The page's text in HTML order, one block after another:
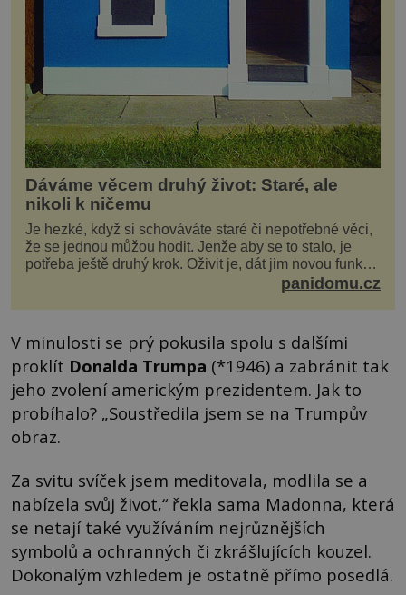
Dáváme věcem druhý život: Staré, ale
nikoli k ničemu
Je hezké, když si schováváte staré či nepotřebné věci,
že se jednou můžou hodit. Jenže aby se to stalo, je
potřeba ještě druhý krok. Oživit je, dát jim novou funkci
panidomu.cz
V minulosti se prý pokusila spolu s dalšími
proklít Donalda Trumpa (*1946) a zabránit tak
jeho zvolení americkým prezidentem. Jak to
probíhalo? „Soustředila jsem se na Trumpův
obraz.
Za svitu svíček jsem meditovala, modlila se a
nabízela svůj život,“ řekla sama Madonna, která
se netají také využíváním nejrůznějších
symbolů a ochranných či zkrášlujících kouzel.
Dokonalým vzhledem je ostatně přímo posedlá.